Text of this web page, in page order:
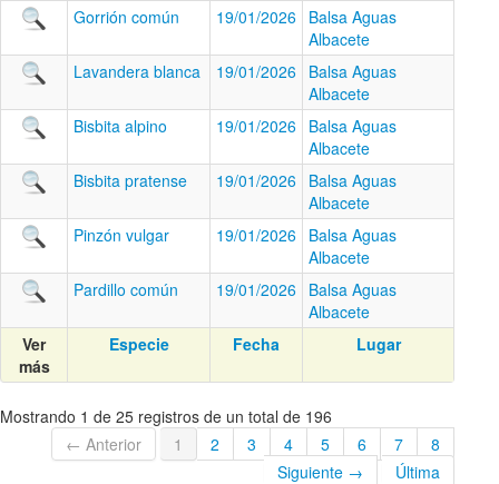
Gorrión común
19/01/2026 Balsa Aguas
Albacete
Lavandera blanca
19/01/2026 Balsa Aguas
Albacete
Bisbita alpino
19/01/2026 Balsa Aguas
Albacete
Bisbita pratense
19/01/2026 Balsa Aguas
Albacete
Pinzón vulgar
19/01/2026 Balsa Aguas
Albacete
Pardillo común
19/01/2026 Balsa Aguas
Albacete
Ver
más
Especie Fecha Lugar
Mostrando 1 de 25 registros de un total de 196
← Anterior
1 2 3 4 5 6 7
8
Siguiente →
Última